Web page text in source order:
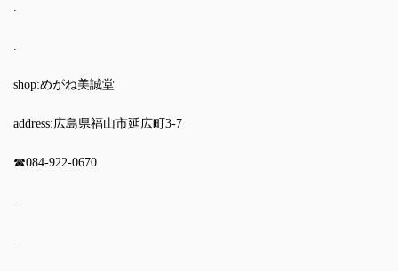
shop:めがね美誠堂
address:広島県福山市延広町3-7
☎︎084-922-0670